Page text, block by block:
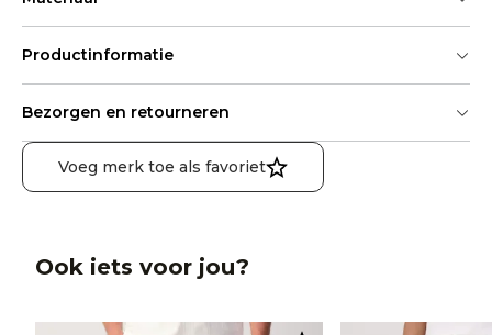
Productinformatie
Bezorgen en retourneren
Voeg merk toe als favoriet
Ook iets voor jou?